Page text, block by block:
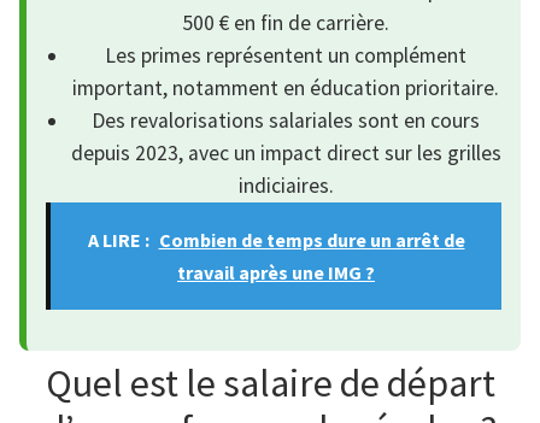
500 € en fin de carrière.
Les primes représentent un complément
important, notamment en éducation prioritaire.
Des revalorisations salariales sont en cours
depuis 2023, avec un impact direct sur les grilles
indiciaires.
A LIRE : Combien de temps dure un arrêt de
travail après une IMG ?
Quel est le salaire de départ